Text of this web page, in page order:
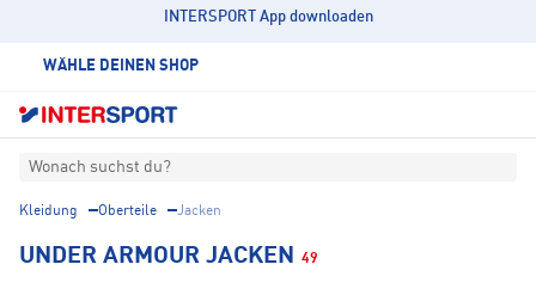
INTERSPORT App downloaden
WÄHLE DEINEN SHOP
Wonach suchst du?
Kleidung Oberteile Jacken
UNDER ARMOUR JACKEN 49